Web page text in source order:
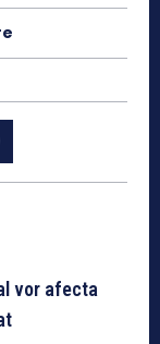
vor afecta